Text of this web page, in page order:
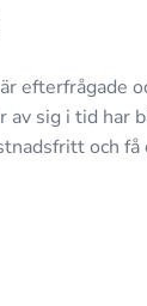
efterfrågade
av sig i tid har
och